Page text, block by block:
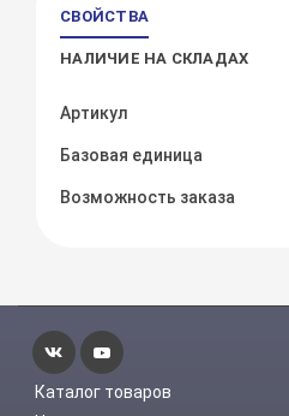
СВОЙСТВА
НАЛИЧИЕ НА СКЛАДАХ
Артикул
Базовая единица
Возможность заказа
Каталог товаров